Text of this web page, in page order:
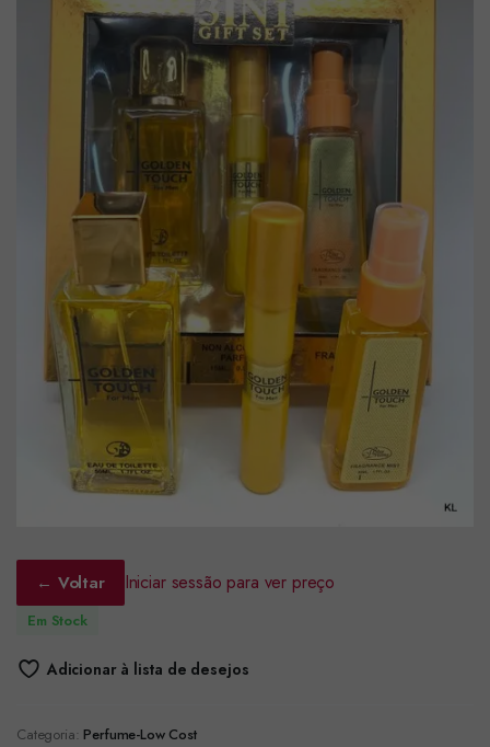
← Voltar Iniciar sessão para ver preço
Em Stock
Adicionar à lista de desejos
Categoria: Perfume-Low Cost